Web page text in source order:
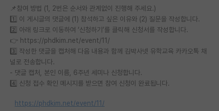
📌참여 방법 (1, 2번은 순서와 관계없이 진행해 주세요.)
1️⃣ 이 게시글의 댓글에 (1) 참석하고 싶은 이유와 (2) 질문을 작성합니다.
2️⃣ 아래 링크로 이동하여 ‘신청하기’를 클릭해 신청서를 작성합니다.
👉 https://phdkim.net/event/11/
3️⃣ 작성한 댓글을 캡처해 다음 내용과 함께 김박사넷 유학교육 카카오톡 채
널로 전송합니다.
- 댓글 캡처, 본인 이름, 6주년 세미나 신청합니다.
4️⃣ 신청 접수 확인 메시지를 받으면 참여 신청이 완료됩니다.
https://phdkim.net/event/11/